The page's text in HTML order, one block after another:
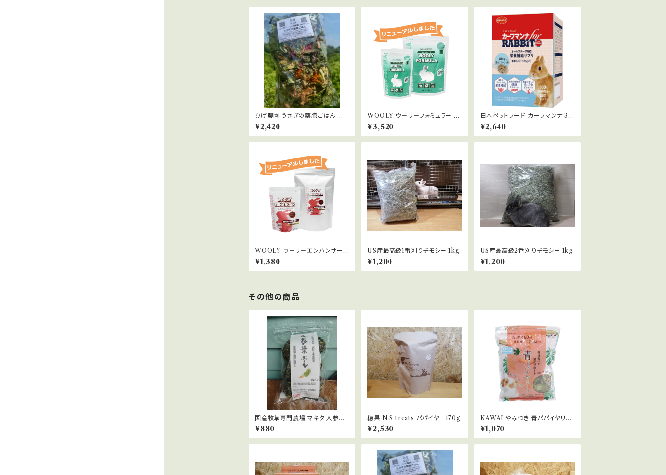
ひげ農園 うさぎの薬膳ごはん お
徳用120g
¥2,420
WOOLY ウ－リ－フォミュラー 2.
6kg
¥3,520
日本ペットフード カーフマンナ 30
0g
¥2,640
WOOLY ウ－リ－エンハンサー 5
50g
¥1,380
US産最高級1番刈りチモシー 1kg
¥1,200
US産最高級2番刈りチモシー 1kg
¥1,200
その他の商品
国産牧草専門農場 マキタ 人参葉
¥880
穂果 N.S treats パパイヤ 170g
¥2,530
KAWAI やみつき 青パパイヤリー
フ 60g
¥1,070